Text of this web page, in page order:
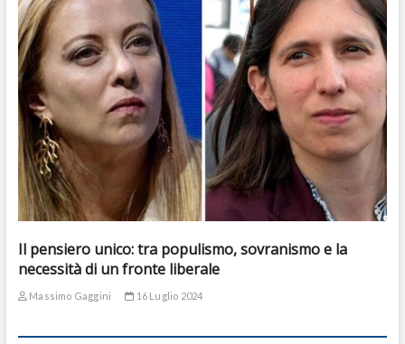
Il pensiero unico: tra populismo, sovranismo e la
necessità di un fronte liberale
Massimo Gaggini 16 Luglio 2024